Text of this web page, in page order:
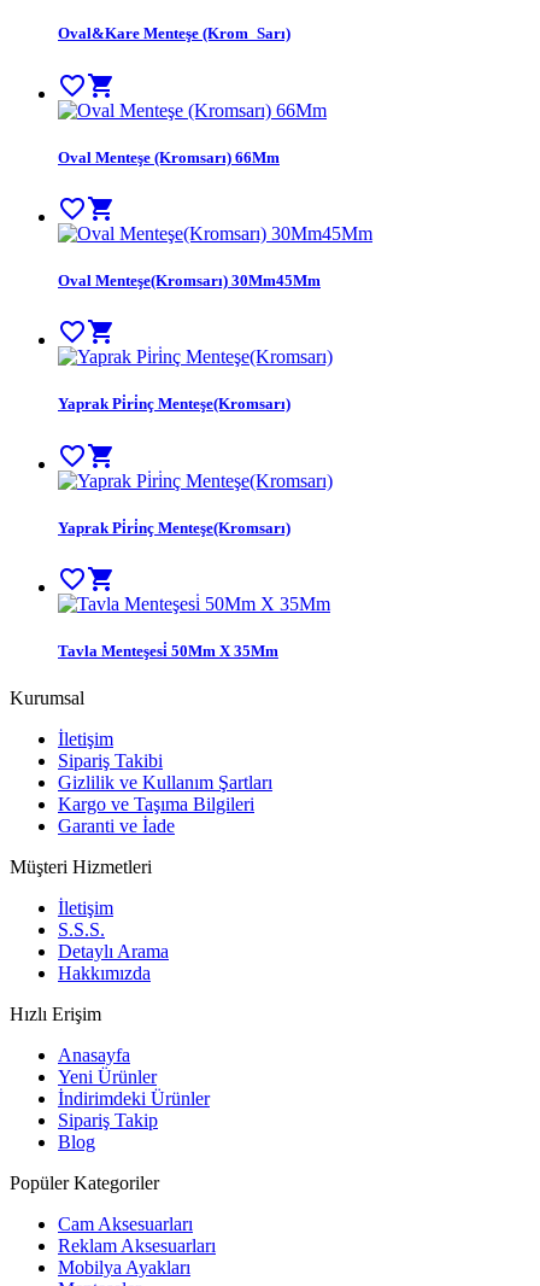
Oval&Kare Menteşe (Krom_Sarı)
favorite_bordershopping_cart
Oval Menteşe (Kromsarı) 66Mm
favorite_bordershopping_cart
Oval Menteşe(Kromsarı) 30Mm45Mm
favorite_bordershopping_cart
Yaprak Pi̇ri̇nç Menteşe(Kromsarı)
favorite_bordershopping_cart
Yaprak Pi̇ri̇nç Menteşe(Kromsarı)
favorite_bordershopping_cart
Tavla Menteşesi̇ 50Mm X 35Mm
Kurumsal
İletişim
Sipariş Takibi
Gizlilik ve Kullanım Şartları
Kargo ve Taşıma Bilgileri
Garanti ve İade
Müşteri Hizmetleri
İletişim
S.S.S.
Detaylı Arama
Hakkımızda
Hızlı Erişim
Anasayfa
Yeni Ürünler
İndirimdeki Ürünler
Sipariş Takip
Blog
Popüler Kategoriler
Cam Aksesuarları
Reklam Aksesuarları
Mobilya Ayakları